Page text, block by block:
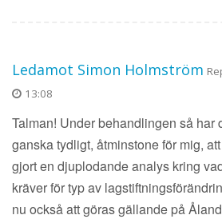
Ledamot Simon Holmström
13:08
Talman! Under behandlingen så har
ganska tydligt, åtminstone för mig,
gjort en djuplodande analys kring
kräver för typ av
nu också att göras gällande på